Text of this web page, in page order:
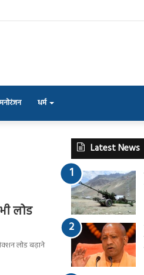
मनोरंजन धर्म
लोड
लोड बढ़ाने
Latest News